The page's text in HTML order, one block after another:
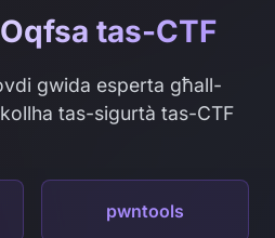
tas-CTF
gwida esperta għall-
tas-sigurtà tas-CTF
pwntools